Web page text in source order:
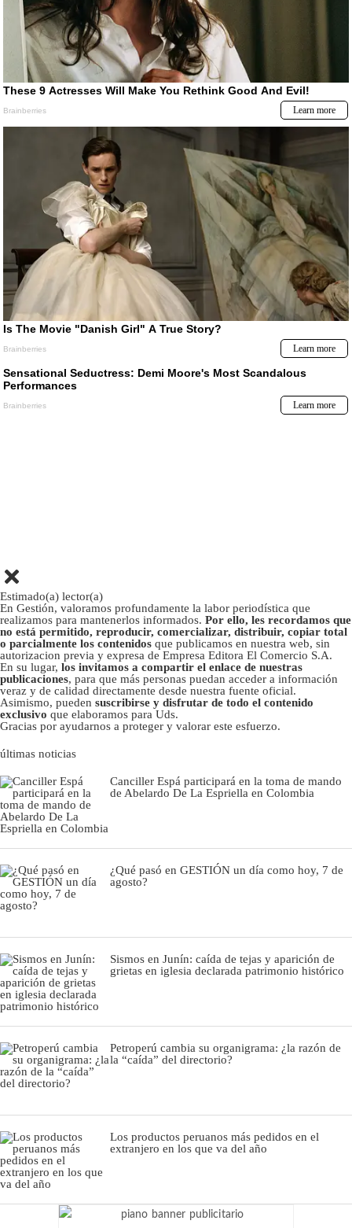
Estimado(a) lector(a)
En Gestión, valoramos profundamente la labor periodística que
realizamos para mantenerlos informados. Por ello, les recordamos que
no está permitido, reproducir, comercializar, distribuir, copiar total
o parcialmente los contenidos que publicamos en nuestra web, sin
autorizacion previa y expresa de Empresa Editora El Comercio S.A.
En su lugar, los invitamos a compartir el enlace de nuestras
publicaciones, para que más personas puedan acceder a información
veraz y de calidad directamente desde nuestra fuente oficial.
Asimismo, pueden suscribirse y disfrutar de todo el contenido
exclusivo que elaboramos para Uds.
Gracias por ayudarnos a proteger y valorar este esfuerzo.
últimas noticias
Canciller Espá participará en la toma de mando
de Abelardo De La Espriella en Colombia
¿Qué pasó en GESTIÓN un día como hoy, 7 de
agosto?
Sismos en Junín: caída de tejas y aparición de
grietas en iglesia declarada patrimonio histórico
Petroperú cambia su organigrama: ¿la razón de
la “caída” del directorio?
Los productos peruanos más pedidos en el
extranjero en los que va del año